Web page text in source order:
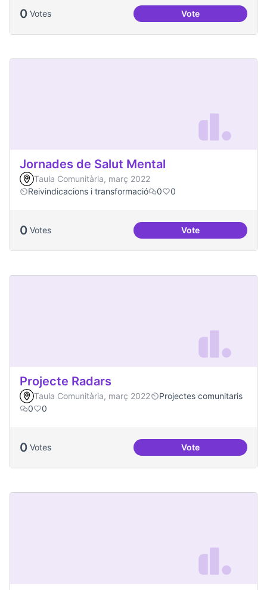
0 Votes VoteUna única Festa
Jornades de Salut Mental
Taula Comunitària, març 2022
Reivindicacions i transformació
0 0
0 Votes VoteJornades de Salut
Projecte Radars
Taula Comunitària, març 2022
Projectes comunitaris
0
0
0 Votes VoteProjecte Radars